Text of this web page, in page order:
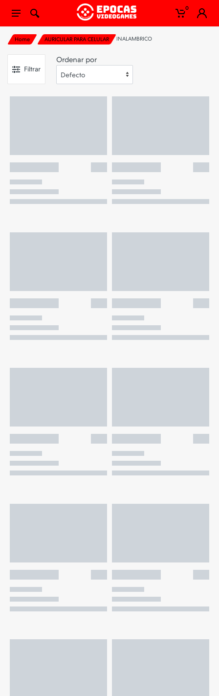
0
Home AURICULAR PARA CELULAR INALAMBRICO
Filtrar
Ordenar por